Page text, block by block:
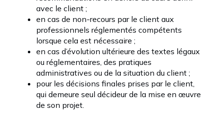
avec le client ;
en cas de non-recours par le client aux
professionnels réglementés compétents
lorsque cela est nécessaire ;
en cas d’évolution ultérieure des textes légaux
ou réglementaires, des pratiques
administratives ou de la situation du client ;
pour les décisions finales prises par le client,
qui demeure seul décideur de la mise en œuvre
de son projet.